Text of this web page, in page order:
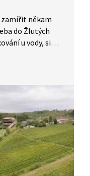
zamířit někam
do Žlutých
u vody, si
příroda podhůří
Dlouhé stráně.
dvou
Vodní nádrž
sportů
hor. Pro zájemce
elektrárny